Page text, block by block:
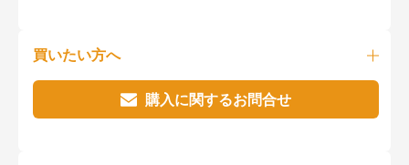
買いたい方へ
購入に関するお問合せ